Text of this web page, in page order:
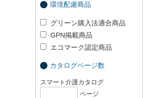
環境配慮商品
グリーン購入法適合商品
GPN掲載商品
エコマーク認定商品
カタログページ数
スマート介護カタログ
ページ